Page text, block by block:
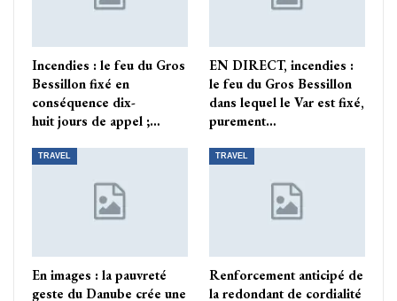
Incendies : le feu du Gros
Bessillon fixé en
conséquence dix-
huit jours de appel ;…
EN DIRECT, incendies :
le feu du Gros Bessillon
dans lequel le Var est fixé,
purement…
TRAVEL
En images : la pauvreté
geste du Danube crée une
TRAVEL
Renforcement anticipé de
la redondant de cordialité